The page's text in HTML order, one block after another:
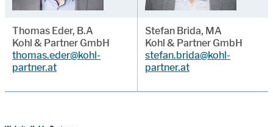
Thomas Eder, B.A
Kohl & Partner GmbH
thomas.eder@kohl-
partner.at
Stefan Brida, MA
Kohl & Partner GmbH
stefan.brida@kohl-
partner.at